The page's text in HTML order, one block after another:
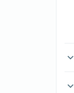
expand_more
expand_more